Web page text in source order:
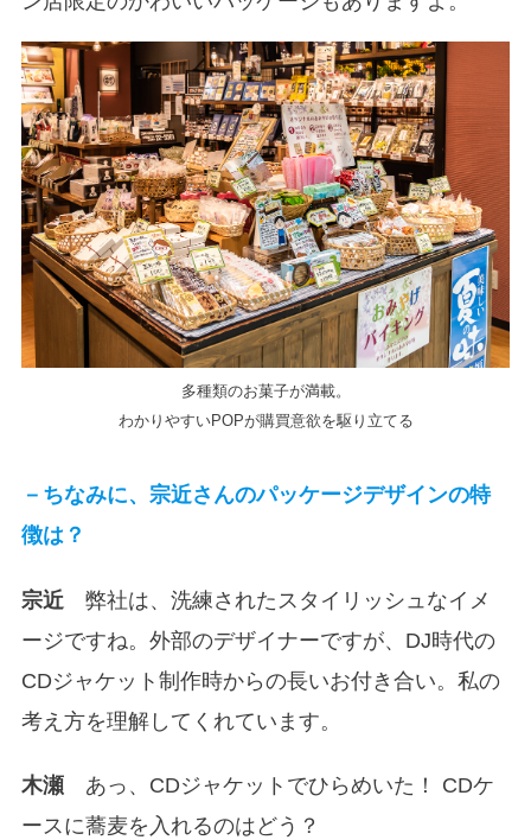
多種類のお菓子が満載。
わかりやすいPOPが購買意欲を駆り立てる
－ちなみに、宗近さんのパッケージデザインの特
徴は？
宗近弊社は、洗練されたスタイリッシュなイメ
ージですね。外部のデザイナーですが、DJ時代の
CDジャケット制作時からの長いお付き合い。私の
考え方を理解してくれています。
木瀬あっ、CDジャケットでひらめいた！ CDケ
ースに蕎麦を入れるのはどう？